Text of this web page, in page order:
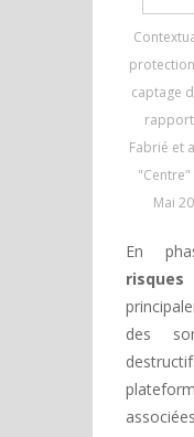
captage
rapport
Fabrié et
"Centre"
Mai
En
risques
des